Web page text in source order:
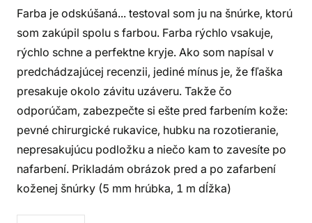
Farba je odskúšaná... testoval som ju na šnúrke, ktorú
som zakúpil spolu s farbou. Farba rýchlo vsakuje,
rýchlo schne a perfektne kryje. Ako som napísal v
predchádzajúcej recenzii, jediné mínus je, že fľaška
presakuje okolo závitu uzáveru. Takže čo
odporúčam, zabezpečte si ešte pred farbením kože:
pevné chirurgické rukavice, hubku na rozotieranie,
nepresakujúcu podložku a niečo kam to zavesíte po
nafarbení. Prikladám obrázok pred a po zafarbení
koženej šnúrky (5 mm hrúbka, 1 m dĺžka)